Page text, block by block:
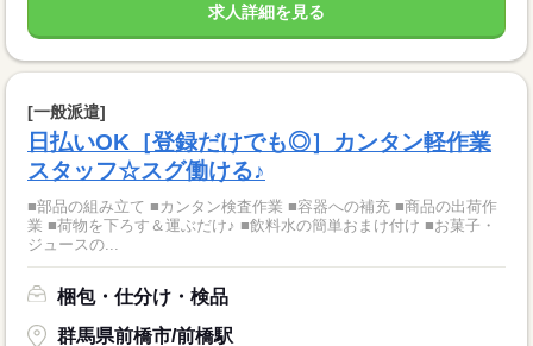
求人詳細を見る
[一般派遣]
日払いOK［登録だけでも◎］カンタン軽作業
スタッフ☆スグ働ける♪
■部品の組み立て ■カンタン検査作業 ■容器への補充 ■商品の出荷作
業 ■荷物を下ろす＆運ぶだけ♪ ■飲料水の簡単おまけ付け ■お菓子・
ジュースの...
梱包・仕分け・検品
群馬県前橋市/前橋駅